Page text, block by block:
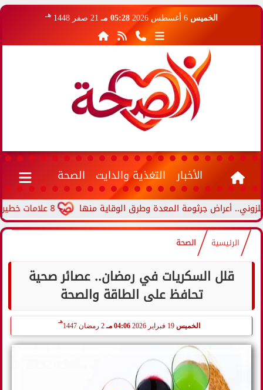
الخميس 05:28 مـ 21 صفر 1448 هـ
الأخبار التغذية والدايت الصحة
8 علامات خطيرة لنقص الأكسجين في الدم.. متى يجب الذهاب إلى المستشفى؟ جرثومة المعدة وطرق الوقاية منها
الرئيسية الصحة
قلل السكريات في رمضان.. عصائر صحية
تحافظ على الطاقة والصحة
الخميس 04:06 مـ 2 رمضان 1447
هـ